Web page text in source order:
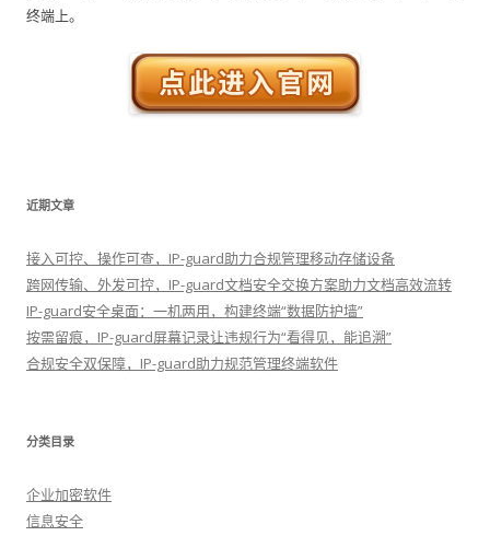
终端上。
近期文章
接入可控、操作可查，IP-guard助力合规管理移动存储设备
跨网传输、外发可控，IP-guard文档安全交换方案助力文档高效流转
IP-guard安全桌面：一机两用，构建终端“数据防护墙”
按需留痕，IP-guard屏幕记录让违规行为“看得见，能追溯”
合规安全双保障，IP-guard助力规范管理终端软件
分类目录
企业加密软件
信息安全